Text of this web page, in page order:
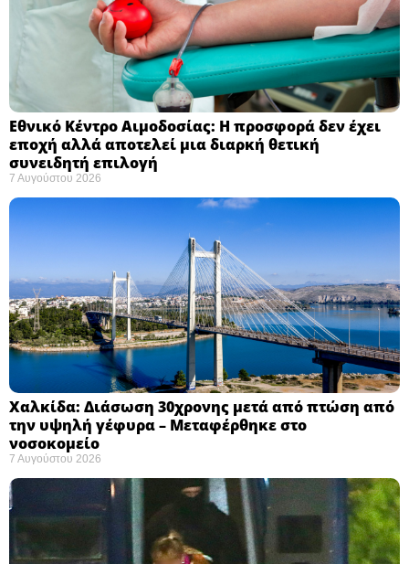
Εθνικό Κέντρο Αιμοδοσίας: H προσφορά δεν έχει
εποχή αλλά αποτελεί μια διαρκή θετική
συνειδητή επιλογή ​
7 Αυγούστου 2026
Χαλκίδα: Διάσωση 30χρονης μετά από πτώση από
την υψηλή γέφυρα – Μεταφέρθηκε στο
νοσοκομείο ​
7 Αυγούστου 2026